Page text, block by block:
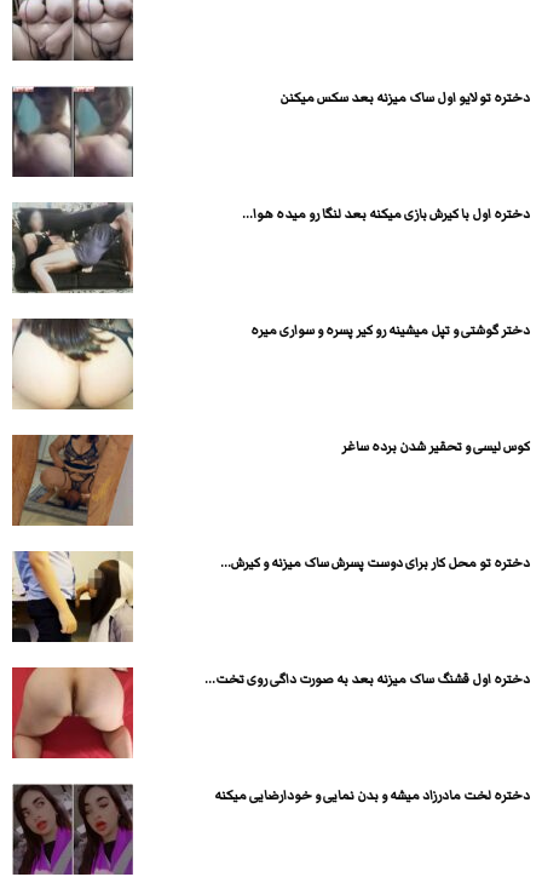
دختره تو لایو اول ساک میزنه بعد سکس میکنن
دختره اول با کیرش بازی میکنه بعد لنگا رو میده هوا...
دختر گوشتی و تپل میشینه رو کیر پسره و سواری میره
کوس لیسی و تحقیر شدن برده ساغر
دختره تو محل کار برای دوست پسرش ساک میزنه و کیرش...
دختره اول قشنگ ساک میزنه بعد به صورت داگی روی تخت...
دختره لخت مادرزاد میشه و بدن نمایی و خودارضایی میکنه